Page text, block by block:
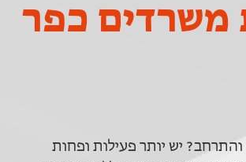
משרדים כפר
יש יותר פעילות ופחות